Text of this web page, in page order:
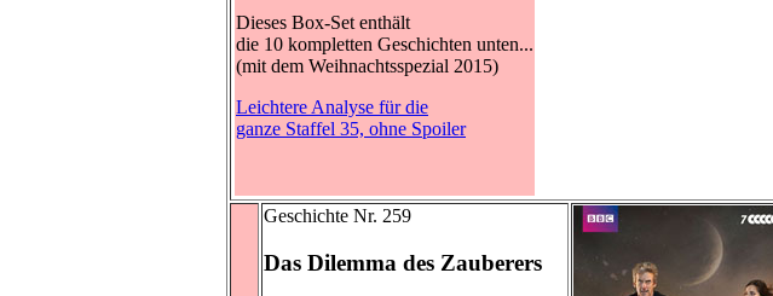
Dieses Box-Set enthält
die 10 kompletten Geschichten unten...
(mit dem Weihnachtsspezial 2015)
Leichtere Analyse für die
ganze Staffel 35, ohne Spoiler
Geschichte Nr. 259
Das Dilemma des Zauberers